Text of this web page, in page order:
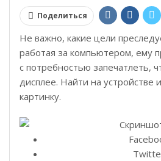
Поделиться
Не важно, какие цели
работая за компьютером, ему
с потребностью запечатлеть,
дисплее. Найти на устройстве
картинку.